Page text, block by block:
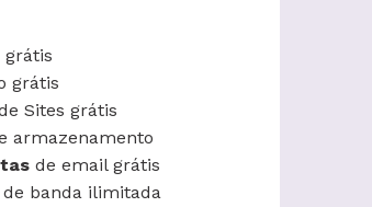
grátis
grátis
Sites grátis
armazenamento
de email grátis
banda ilimitada